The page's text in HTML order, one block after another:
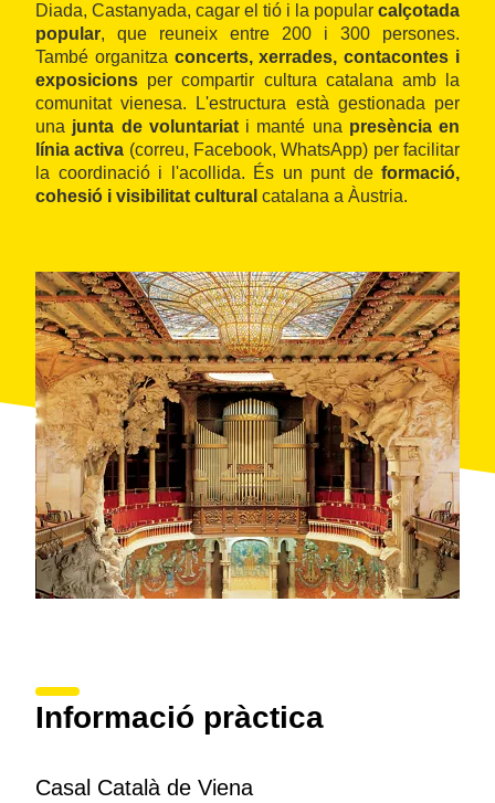
Diada, Castanyada, cagar el tió i la popular calçotada
popular, que reuneix entre 200 i 300 persones.
També organitza concerts, xerrades, contacontes i
exposicions per compartir cultura catalana amb la
comunitat vienesa. L'estructura està gestionada per
una junta de voluntariati manté una presència en
línia activa (correu, Facebook, WhatsApp) per facilitar
la coordinació i l'acollida. És un punt de formació,
cohesió i visibilitat cultural catalana a Àustria.
Informació pràctica
Casal Català de Viena